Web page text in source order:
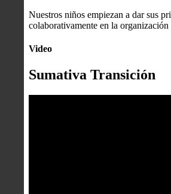
Nuestros niños empiezan a dar sus
colaborativamente en la
Video
Sumativa Transición